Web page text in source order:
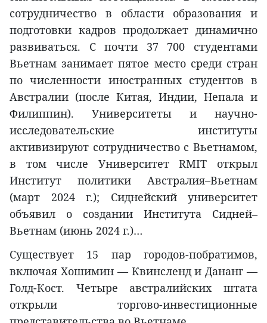
сотрудничество в области образования и
подготовки кадров продолжает динамично
развиваться. С почти 37 700 студентами
Вьетнам занимает пятое место среди стран
по численности иностранных студентов в
Австралии (после Китая, Индии, Непала и
Филиппин). Университеты и научно-
исследовательские институты
активизируют сотрудничество с Вьетнамом,
в том числе Университет RMIT открыл
Институт политики Австралия–Вьетнам
(март 2024 г.); Сиднейский университет
объявил о создании Института Сидней–
Вьетнам (июнь 2024 г.)…
Существует 15 пар городов-побратимов,
включая Хошимин — Квинсленд и Дананг —
Голд-Кост. Четыре австралийских штата
открыли торгово-инвестиционные